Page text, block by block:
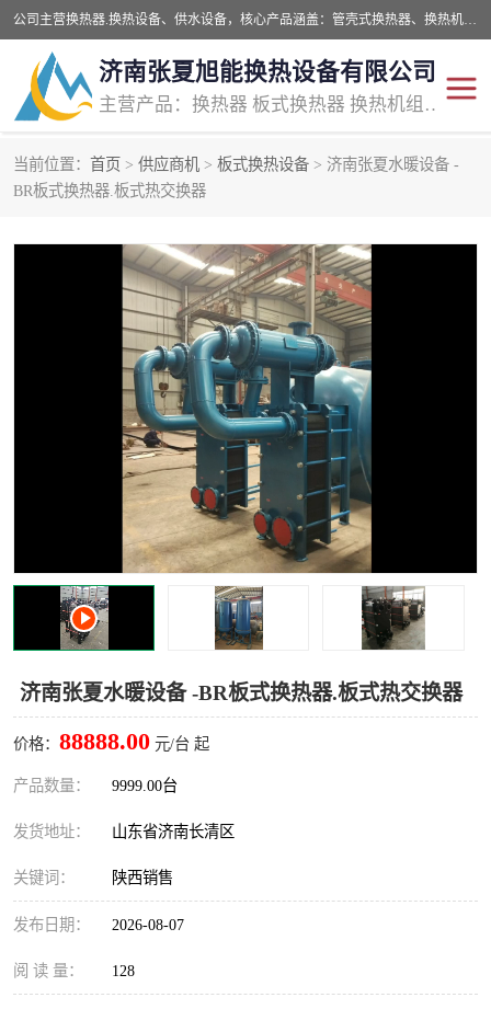
公司主营换热器.换热设备、供水设备，核心产品涵盖：管壳式换热器、换热机组、不锈钢组合式水箱、水处理设备等，提供非标设备集生产、销售、安装一体化服务，可满足全国酒店、学校、医院、商业综合体、工业项目等多场景换热与供水需求。
济南张夏旭能换热设备有限公司
主营产品：换热器 板式换热器 换热机组 供水设备 水处理设备
当前位置： 首页 > 供应商机 > 板式换热设备 > 济南张夏水暖设备 -
BR板式换热器.板式热交换器
济南张夏水暖设备 -BR板式换热器.板式热交换器
价格： 88888.00 元/台 起
产品数量： 9999.00台
发货地址： 山东省济南长清区
关键词： 陕西销售
发布日期： 2026-08-07
阅 读 量： 128
管壳式换热器
汽水换热机组 板式换热设备
板式换热机组 定压补水装置
囊式膨胀水箱 水处理器设备
智能供水设备 锅炉辅机设备
非标加工设备